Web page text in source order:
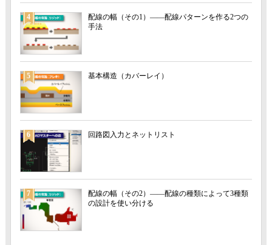
4
配線の幅（その1）――配線パターンを作る2つの
手法
5 基本構造（カバーレイ）
6 回路図入力とネットリスト
7
配線の幅（その2）――配線の種類によって3種類
の設計を使い分ける